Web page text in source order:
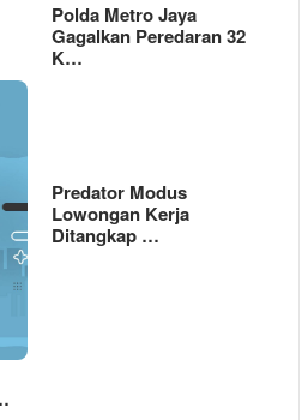
Polda Metro Jaya
Gagalkan Peredaran 32
K…
Predator Modus
Lowongan Kerja
Ditangkap …